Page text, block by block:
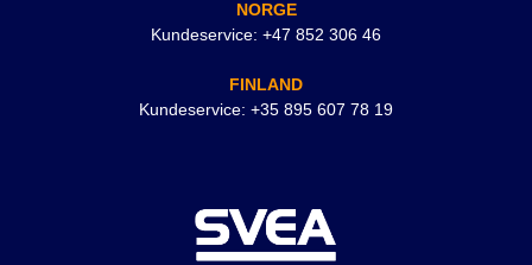
NORGE
Kundeservice: +47 852 306 46
FINLAND
Kundeservice: +35 895 607 78 19